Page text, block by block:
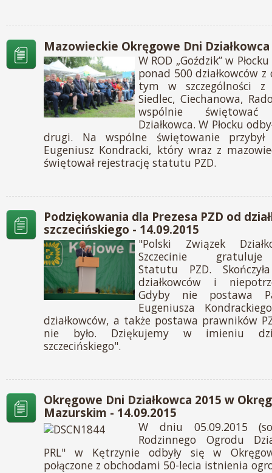
Mazowieckie Okręgowe Dni Działkowca
W ROD „Goździk” w
ponad 500 działkowców z
tym w szczególności z
Siedlec, Ciechanowa,
wspólnie
Działkowca. W Płocku
drugi. Na wspólne świętowanie przybył
Eugeniusz Kondracki, który wraz z
świętował rejestrację statutu PZD.
Podziękowania dla Prezesa PZD od
szczecińskiego - 14.09.2015
"Polski Związek
Szczecinie gratuluje
Statutu PZD.
działkowców i
Gdyby nie postawa
Eugeniusza
działkowców, a także postawa prawników
nie było. Dziękujemy w imieniu
szczecińskiego".
Okręgowe Dni Działkowca 2015 w
Mazurskim - 14.09.2015
W dniu 05.09.2015
Rodzinnego Ogrodu
PRL" w Kętrzynie odbyły się w
połączone z obchodami 50-lecia istnienia